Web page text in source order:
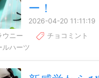
ー！
2026-04-20 11:11:19
ウニー
チョコミント
ルハーツ